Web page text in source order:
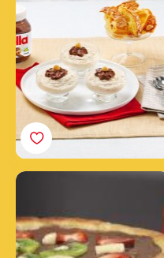
colomba s nátierkou
Nutella®
Ovocná pizza s nátierkou